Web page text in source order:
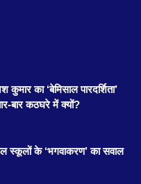
कुमार का ‘बेमिसाल पारदर्शिता’
बार कठघरे में क्यों?
स्कूलों के ‘भगवाकरण’ का सवाल